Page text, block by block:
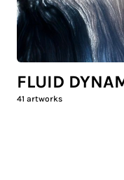
FLUID
41 artworks